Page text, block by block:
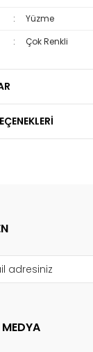
:
Yüzme
: Çok Renkli